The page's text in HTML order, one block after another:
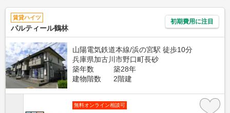
賃貸ハイツ
パルティール鶴林
初期費用に注目
山陽電気鉄道本線/浜の宮駅 徒歩10分
兵庫県加古川市野口町長砂
築年数
築28年
建物階数
2階建
無料オンライン相談可